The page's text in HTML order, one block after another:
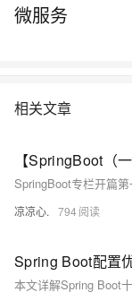
微服务
相关文章
凉凉心. 794